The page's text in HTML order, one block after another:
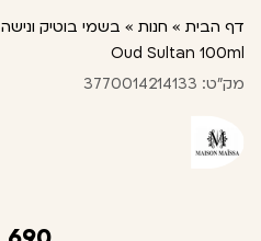
דף הבית » חנות » בשמי בוטיק ונישה
Oud Sultan 100ml
מק"ט: 3770014214133